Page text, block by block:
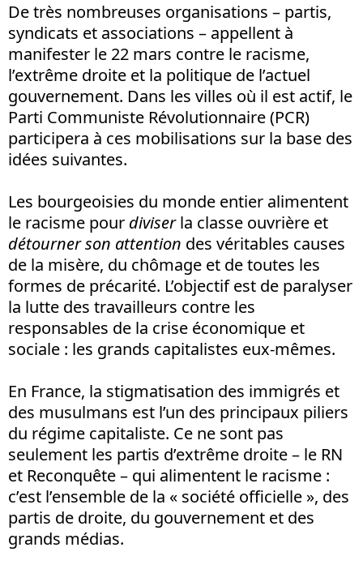
De très nombreuses organisations – partis,
syndicats et associations – appellent à
manifester le 22 mars contre le racisme,
l’extrême droite et la politique de l’actuel
gouvernement. Dans les villes où il est actif, le
Parti Communiste Révolutionnaire (PCR)
participera à ces mobilisations sur la base des
idées suivantes.
Les bourgeoisies du monde entier alimentent
le racisme pour diviserla classe ouvrière et
détourner son attention des véritables causes
de la misère, du chômage et de toutes les
formes de précarité. L’objectif est de paralyser
la lutte des travailleurs contre les
responsables de la crise économique et
sociale : les grands capitalistes eux-mêmes.
En France, la stigmatisation des immigrés et
des musulmans est l’un des principaux piliers
du régime capitaliste. Ce ne sont pas
seulement les partis d’extrême droite – le RN
et Reconquête – qui alimentent le racisme :
c’est l’ensemble de la « société officielle », des
partis de droite, du gouvernement et des
grands médias.